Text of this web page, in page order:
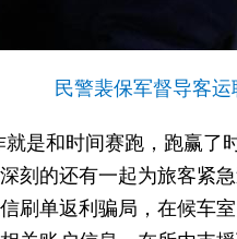
民警裴保军督导客
就是和时间赛跑，跑赢了
刻的还有一起为旅客紧
刷单返利骗局，在候车